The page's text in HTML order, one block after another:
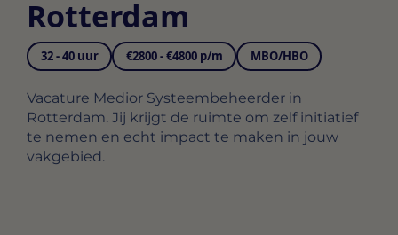
Rotterdam
32 - 40 uur €2800 - €4800 p/m MBO/HBO
Vacature Medior Systeembeheerder in
Rotterdam. Jij krijgt de ruimte om zelf initiatief
te nemen en echt impact te maken in jouw
vakgebied.